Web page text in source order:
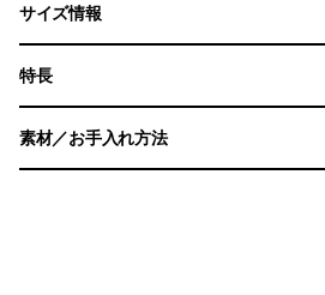
サイズ情報
特長
素材／お手入れ方法